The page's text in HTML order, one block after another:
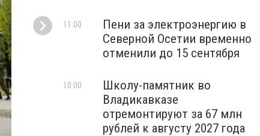
Пени за электроэнергию в
Северной Осетии временно
отменили до 15 сентября
11:00
Школу-памятник во
Владикавказе
отремонтируют за 67 млн
рублей к августу 2027 года
10:00